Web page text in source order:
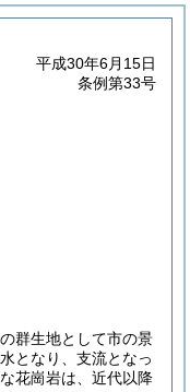
平成30年6月15日
条例第33号
群生地として市の景
となり、支流となっ
花崗岩は、近代以降